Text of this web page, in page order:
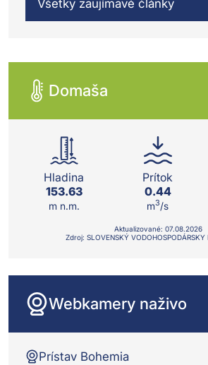
Všetky zaujímavé články
Domaša
Hladina
153.63
m n.m.
Prítok
0.44
m3/s
Aktualizované: 07.08.2026
Zdroj: SLOVENSKÝ VODOHOSPODÁRSKY
Webkamery naživo
Prístav Bohemia